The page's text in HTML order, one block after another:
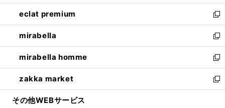
開
く
ウ
で
開
く
ン
ド
ウ
で
開
く
ウ
ィ
ン
ド
ウ
で
開
く
し
い
ウ
ィ
ン
ド
ウ
で
開
eclat premium
新
し
い
ウ
ィ
ン
ド
ウ
mirabella
新
し
い
ウ
ィ
ン
mirabella homme
新
し
い
ウ
zakka market
新
し
その他WEBサービス